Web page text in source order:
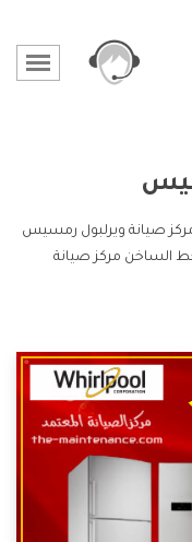
صيانة ويرلبول رمسيس
الساخن مركز صيانة